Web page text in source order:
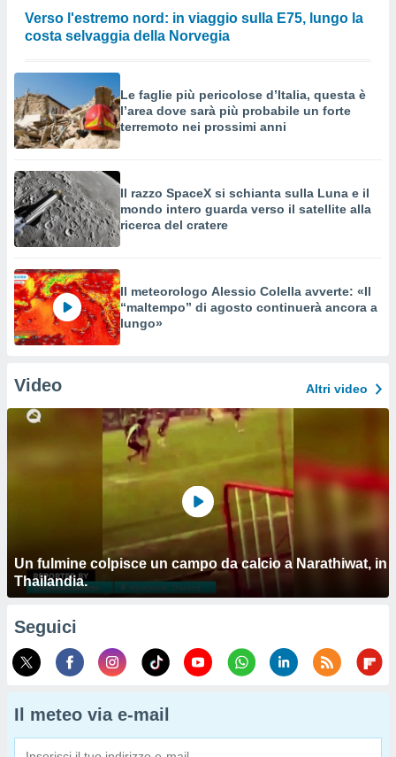
Verso l'estremo nord: in viaggio sulla E75, lungo la
costa selvaggia della Norvegia
Le faglie più pericolose d’Italia, questa è
l’area dove sarà più probabile un forte
terremoto nei prossimi anni
Il razzo SpaceX si schianta sulla Luna e il
mondo intero guarda verso il satellite alla
ricerca del cratere
Il meteorologo Alessio Colella avverte: «Il
“maltempo” di agosto continuerà ancora a
lungo»
Video Altri video
Un fulmine colpisce un campo da calcio a Narathiwat, in
Thailandia.
Seguici
Il meteo via e-mail